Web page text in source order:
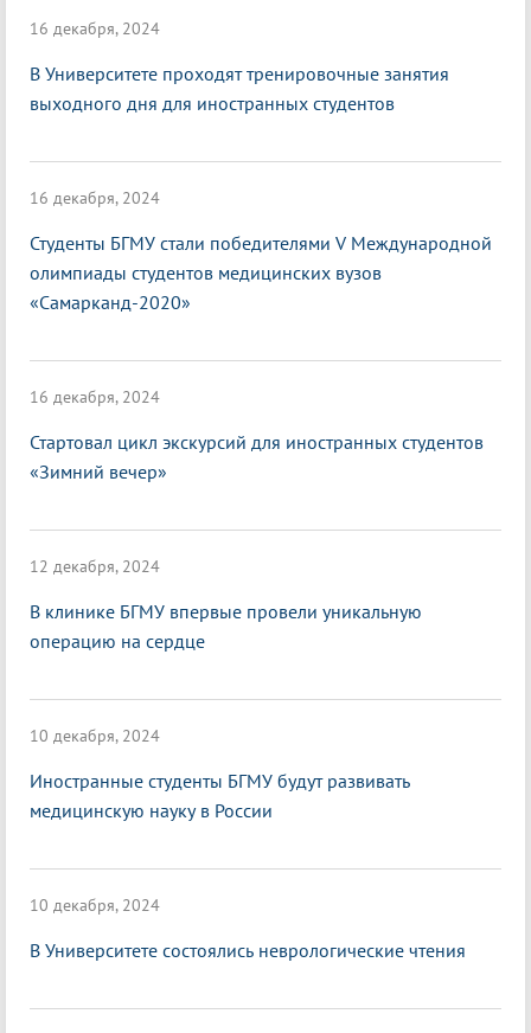
16 декабря, 2024
В Университете проходят тренировочные занятия
выходного дня для иностранных студентов
16 декабря, 2024
Студенты БГМУ стали победителями V Международной
олимпиады студентов медицинских вузов
«Самарканд-2020»
16 декабря, 2024
Стартовал цикл экскурсий для иностранных студентов
«Зимний вечер»
12 декабря, 2024
В клинике БГМУ впервые провели уникальную
операцию на сердце
10 декабря, 2024
Иностранные студенты БГМУ будут развивать
медицинскую науку в России
10 декабря, 2024
В Университете состоялись неврологические чтения